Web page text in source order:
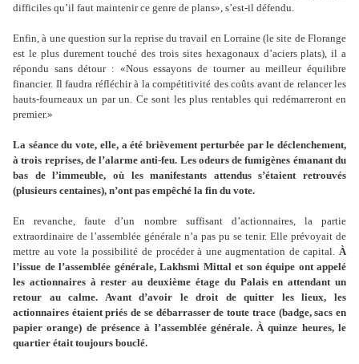
difficiles qu’il faut maintenir ce genre de plans», s’est-il défendu.
Enfin, à une question sur la reprise du travail en Lorraine (le site de Florange
est le plus durement touché des trois sites hexagonaux d’aciers plats), il a
répondu sans détour : «Nous essayons de tourner au meilleur équilibre
financier. Il faudra réfléchir à la compétitivité des coûts avant de relancer les
hauts-fourneaux un par un. Ce sont les plus rentables qui redémarreront en
premier.»
La séance du vote, elle, a été brièvement perturbée par le déclenchement,
à trois reprises, de l’alarme anti-feu. Les odeurs de fumigènes émanant du
bas de l’immeuble, où les manifestants attendus s’étaient retrouvés
(plusieurs centaines), n’ont pas empêché la fin du vote.
En revanche, faute d’un nombre suffisant d’actionnaires, la partie
extraordinaire de l’assemblée générale n’a pas pu se tenir. Elle prévoyait de
mettre au vote la possibilité de procéder à une augmentation de capital. À
l’issue de l’assemblée générale, Lakhsmi Mittal et son équipe ont appelé
les actionnaires à rester au deuxième étage du Palais en attendant un
retour au calme. Avant d’avoir le droit de quitter les lieux, les
actionnaires étaient priés de se débarrasser de toute trace (badge, sacs en
papier orange) de présence à l’assemblée générale. À quinze heures, le
quartier était toujours bouclé.